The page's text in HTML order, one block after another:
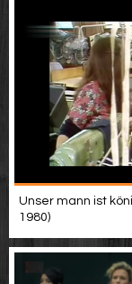
Unser mann ist
1980)